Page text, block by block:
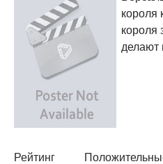
короля
короля
делают
Рейтинг